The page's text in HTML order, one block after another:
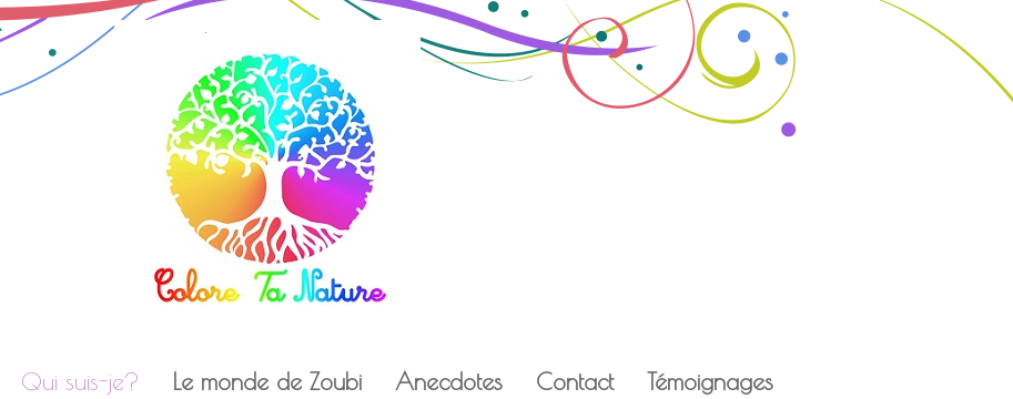
Qui suis-je? Le monde de Zoubi Anecdotes Contact
Témoignages